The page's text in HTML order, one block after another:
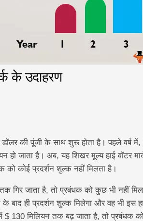
के उदाहरण
की पूंजी के साथ शुरू होता है। पहले वर्ष में,
हो जाता है। अब, यह शिखर मूल्य हाई वॉटर
कोई प्रदर्शन शुल्क नहीं मिलता है।
गिर जाता है, तो प्रबंधक को कुछ भी नहीं
बाद ही प्रदर्शन शुल्क मिलेगा और वह भी इस
130 मिलियन तक बढ़ जाता है, तो प्रबंधक